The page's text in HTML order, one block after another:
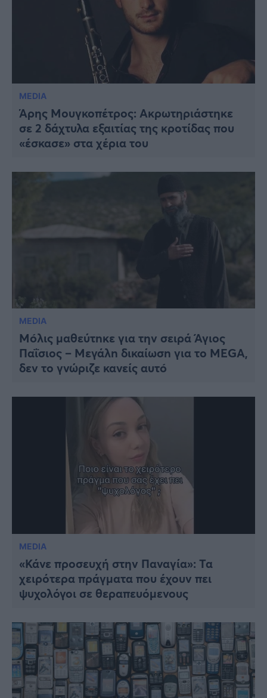
MEDIA
Άρης Μουγκοπέτρος: Ακρωτηριάστηκε
σε 2 δάχτυλα εξαιτίας της κροτίδας που
«έσκασε» στα χέρια του
MEDIA
Μóλις μαθεύτnκε για την σειρά Άγιος
Παΐσιος – Μεγάλn δικαίωσn για το MEGA,
δεν το γνώριζε κανείς αυτó
MEDIA
«Κάνε προσευχή στην Παναγία»: Τα
χειρότερα πράγματα που έχουν πει
ψυχολόγοι σε θεραπευόμενους